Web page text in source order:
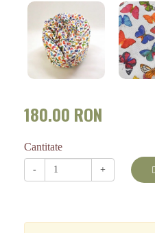
180.00 RON
Cantitate
- +